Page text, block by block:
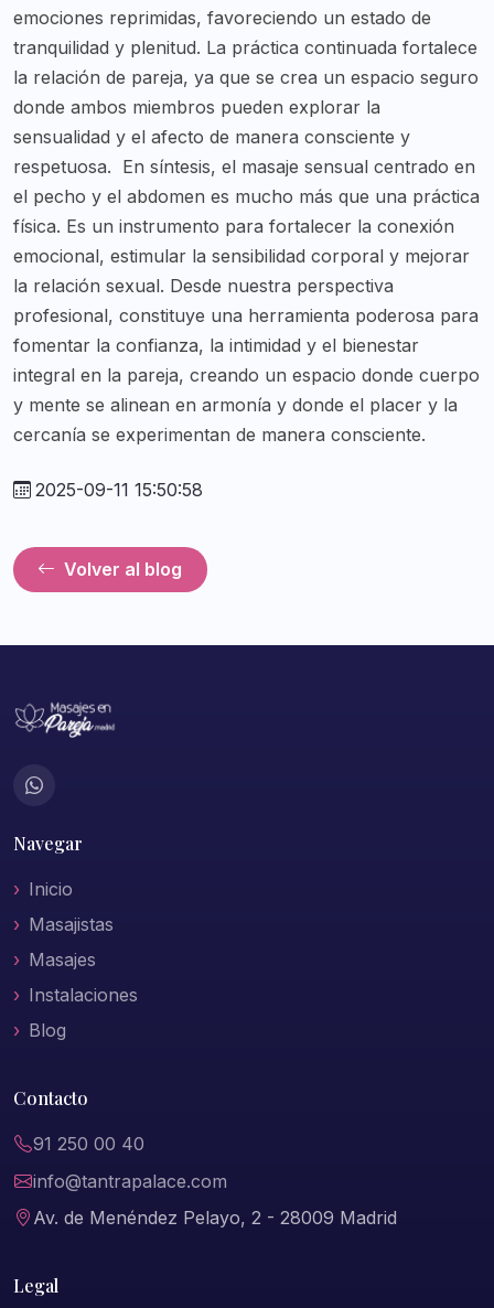
emociones reprimidas, favoreciendo un estado de
tranquilidad y plenitud. La práctica continuada fortalece
la relación de pareja, ya que se crea un espacio seguro
donde ambos miembros pueden explorar la
sensualidad y el afecto de manera consciente y
respetuosa. En síntesis, el masaje sensual centrado en
el pecho y el abdomen es mucho más que una práctica
física. Es un instrumento para fortalecer la conexión
emocional, estimular la sensibilidad corporal y mejorar
la relación sexual. Desde nuestra perspectiva
profesional, constituye una herramienta poderosa para
fomentar la confianza, la intimidad y el bienestar
integral en la pareja, creando un espacio donde cuerpo
y mente se alinean en armonía y donde el placer y la
cercanía se experimentan de manera consciente.
2025-09-11 15:50:58
Volver al blog
Navegar
Inicio
Masajistas
Masajes
Instalaciones
Blog
Contacto
91 250 00 40
info@tantrapalace.com
Av. de Menéndez Pelayo, 2 - 28009 Madrid
Legal